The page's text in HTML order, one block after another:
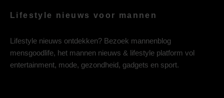
Lifestyle nieuws voor mannen
Lifestyle nieuws ontdekken? Bezoek mannenblog
mensgoodlife, het mannen nieuws & lifestyle platform vol
entertainment, mode, gezondheid, gadgets en sport.